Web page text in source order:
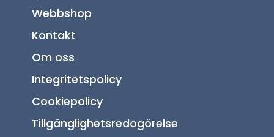
Webbshop
Kontakt
Om oss
Integritetspolicy
Cookiepolicy
Tillgänglighetsredogörelse